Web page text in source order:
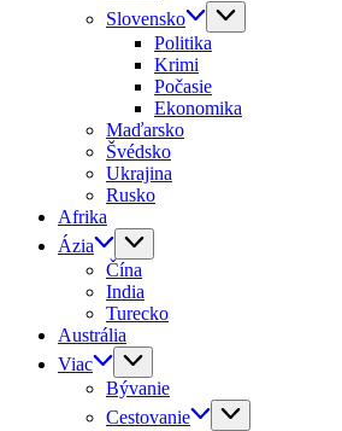
Slovensko
Politika
Krimi
Počasie
Ekonomika
Maďarsko
Švédsko
Ukrajina
Rusko
Afrika
Ázia
Čína
India
Turecko
Austrália
Viac
Bývanie
Cestovanie